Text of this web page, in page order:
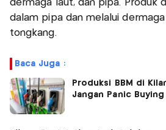
dermaga laut, dan pipa. Produk
dalam pipa dan melalui
tongkang.
Baca Juga :
Produksi BBM di
Jangan Panic Buying